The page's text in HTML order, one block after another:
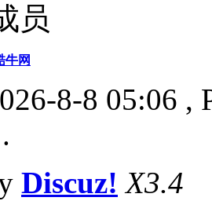
员
牛网
8-8 05:06 ,
Discuz! X3.4